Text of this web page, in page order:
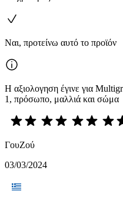
Ναι, προτείνω αυτό το προϊόν
Η αξιολογηση έγινε για
1, πρόσωπο, μαλλιά και σώμα
ΓουΖού
03/03/2024